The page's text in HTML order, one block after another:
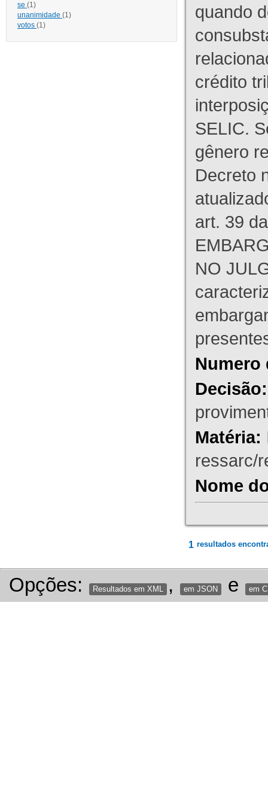
se (1)
unanimidade (1)
votos (1)
quando
crédito
SELIC.
gênero
Decreto
art. 39
NO
Numero
Decisão:
Matéria:
ressarc/
Nome
1 resultados
Opções: Resultados em XML , em JSON e em